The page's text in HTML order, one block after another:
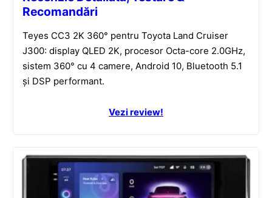
Recomandări
Teyes CC3 2K 360° pentru Toyota Land Cruiser
J300: display QLED 2K, procesor Octa-core 2.0GHz,
sistem 360° cu 4 camere, Android 10, Bluetooth 5.1
și DSP performant.
Vezi review!